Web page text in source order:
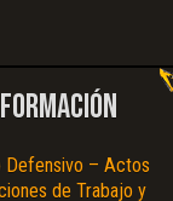
Defensivo – Actos
de Trabajo y